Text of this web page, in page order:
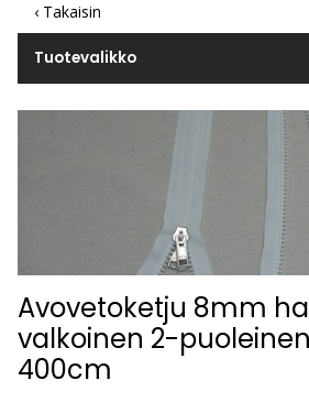
‹ Takaisin
Tuotevalikko
Avovetoketju 8mm
valkoinen 2-
400cm